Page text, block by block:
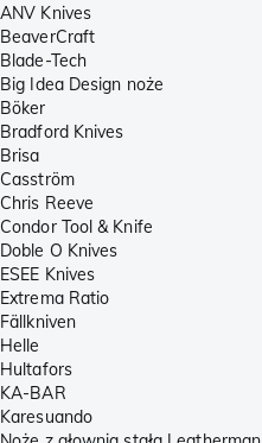
ANV Knives
BeaverCraft
Blade-Tech
Big Idea Design noże
Böker
Bradford Knives
Brisa
Casström
Chris Reeve
Condor Tool & Knife
Doble O Knives
ESEE Knives
Extrema Ratio
Fällkniven
Helle
Hultafors
KA-BAR
Karesuando